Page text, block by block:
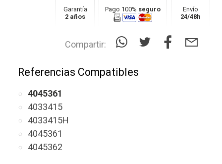
Garantía
2 años
Pago 100% seguro
Envío
24/48h
Compartir:
Referencias Compatibles
4045361
4033415
4033415H
4045361
4045362